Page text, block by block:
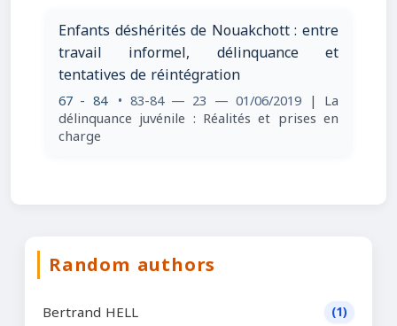
Enfants déshérités de Nouakchott : entre
travail informel, délinquance et
tentatives de réintégration
67 - 84 • 83-84 — 23 — 01/06/2019 | La
délinquance juvénile : Réalités et prises en
charge
Random authors
Bertrand HELL (1)